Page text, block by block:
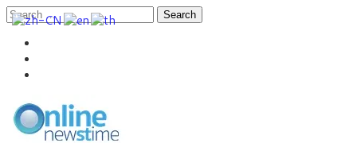
Search